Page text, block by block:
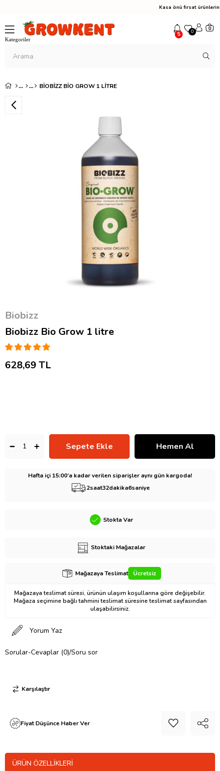
Kasa önü fırsat
5 0 0
BIOBIZZ BIO GROW 1 LITRE
Biobizz
Biobizz Bio Grow 1 litre
628,69 TL
Hafta içi 15:00’a kadar verilen siparişler aynı gün kargoda!
2saat32dakika5saniye
Stokta Var
Stoktaki Mağazalar
Mağazaya Teslimat Ücretsiz
Mağazaya teslimat süresi, ürünün ulaşım koşullarına göre değişebilir.
Mağaza seçimine bağlı tahmini teslimat süresine teslimat sayfasından
ulaşabilirsiniz.
Yorum Yaz
Sorular-Cevaplar (0)/Soru sor
Karşılaştır
Fiyat Düşünce Haber Ver
ÜRÜN ÖZELLIKLERI